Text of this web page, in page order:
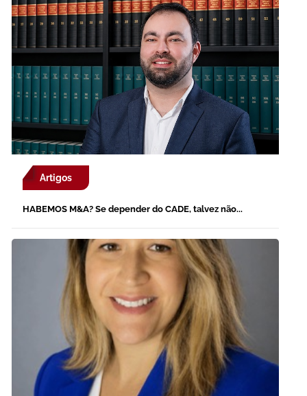
Artigos
HABEMOS M&A? Se depender do CADE, talvez não...